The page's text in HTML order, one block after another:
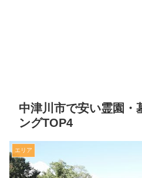
中津川市で安い霊園・
ングTOP4
エリア